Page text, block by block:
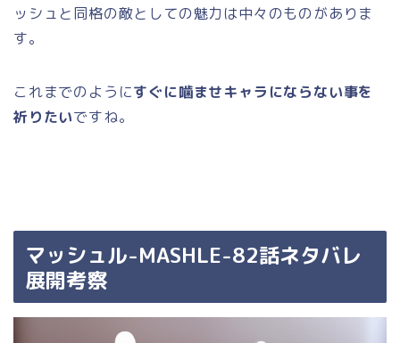
ッシュと同格の敵としての魅力は中々のものがありま
す。
これまでのようにすぐに噛ませキャラにならない事を
祈りたいですね。
マッシュル-MASHLE-82話ネタバレ
展開考察